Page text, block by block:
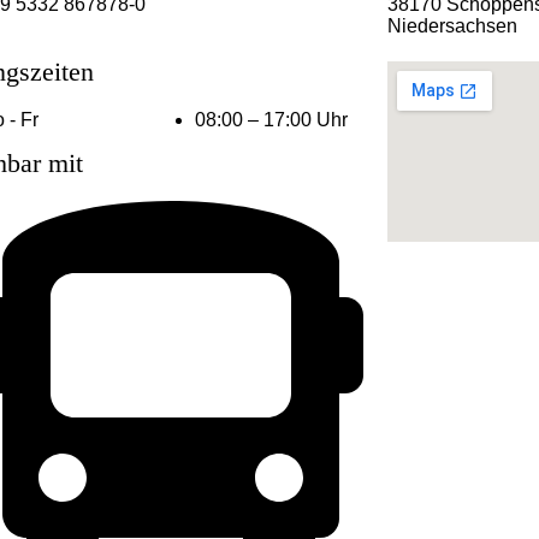
- Fr 08:00 – 17:00 Uhr
mit
Niedersachsen